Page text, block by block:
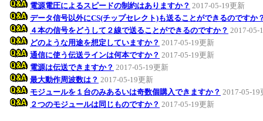
電源電圧によるスピードの制約はありますか？ 2017-05-19更新
データ信号以外にCS(チップセレクト)も送ることができるのですか
４本の信号をどうして２線で送ることができるのですか？ 2017-05-
どのような用途を想定していますか？ 2017-05-19更新
通信に使う伝送ラインは何本ですか？ 2017-05-19更新
電源は伝送できますか？ 2017-05-19更新
最大動作周波数は？ 2017-05-19更新
モジュールを１台のみあるいは奇数個購入できますか？ 2017-05-19
２つのモジュールは同じものですか？ 2017-05-19更新